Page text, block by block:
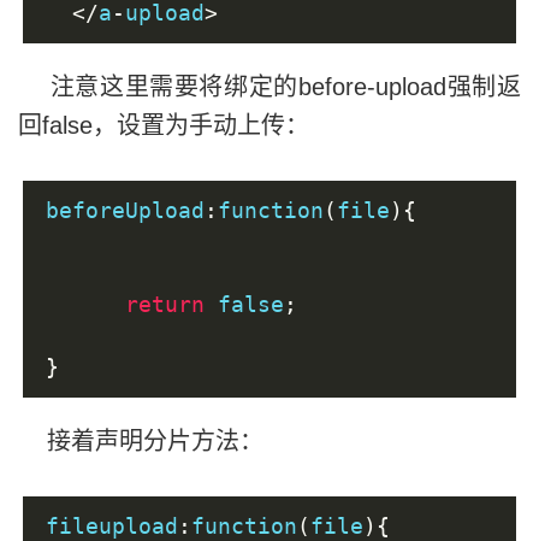
</a-upload>
注意这里需要将绑定的before-upload强制返
回false，设置为手动上传：
beforeUpload : function(file){
return false ;
}
接着声明分片方法：
fileupload : function(file){